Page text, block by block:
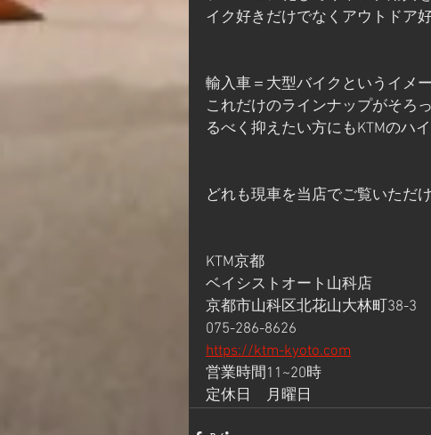
イク好きだけでなくアウトドア
輸入車＝大型バイクというイメ
これだけのラインナップがそろ
るべく抑えたい方にもKTMのハ
どれも現車を当店でご覧いただ
KTM京都
ベイシストオート山科店
京都市山科区北花山大林町38-3
075-286-8626
https://ktm-kyoto.com
営業時間11~20時
定休日　月曜日